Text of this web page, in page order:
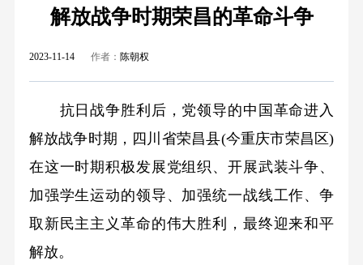
解放战争时期荣昌的革命斗争
2023-11-14 作者： 陈朝权
抗日战争胜利后，党领导的中国革命进入
解放战争时期，四川省荣昌县(今重庆市荣昌区)
在这一时期积极发展党组织、开展武装斗争、
加强学生运动的领导、加强统一战线工作、争
取新民主主义革命的伟大胜利，最终迎来和平
解放。